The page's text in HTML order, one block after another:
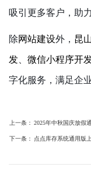
吸引更多客户，助
除网站建设外， 昆
发 微信小程序开
字化服务，满足企
上一条： 2025年中秋国庆放假
下一条： 点点库存系统通用版